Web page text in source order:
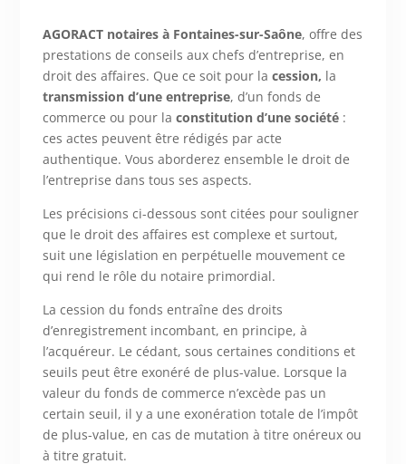
AGORACT notaires à Fontaines-sur-Saône, offre des
prestations de conseils aux chefs d’entreprise, en
droit des affaires. Que ce soit pour lacession, la
transmission d’une entreprise, d’un fonds de
commerce ou pour laconstitution d’une société :
ces actes peuvent être rédigés par acte
authentique. Vous aborderez ensemble le droit de
l’entreprise dans tous ses aspects.
Les précisions ci-dessous sont citées pour souligner
que le droit des affaires est complexe et surtout,
suit une législation en perpétuelle mouvement ce
qui rend le rôle du notaire primordial.
La cession du fonds entraîne des droits
d’enregistrement incombant, en principe, à
l’acquéreur. Le cédant, sous certaines conditions et
seuils peut être exonéré de plus-value. Lorsque la
valeur du fonds de commerce n’excède pas un
certain seuil, il y a une exonération totale de l’impôt
de plus-value, en cas de mutation à titre onéreux ou
à titre gratuit.